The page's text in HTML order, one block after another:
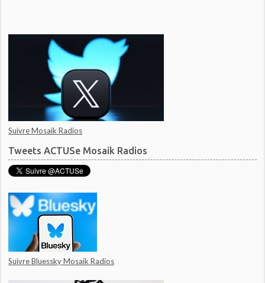
Suivre Mosaik Radios
Tweets ACTUSe Mosaik Radios
Suivre Bluessky Mosaik Radios